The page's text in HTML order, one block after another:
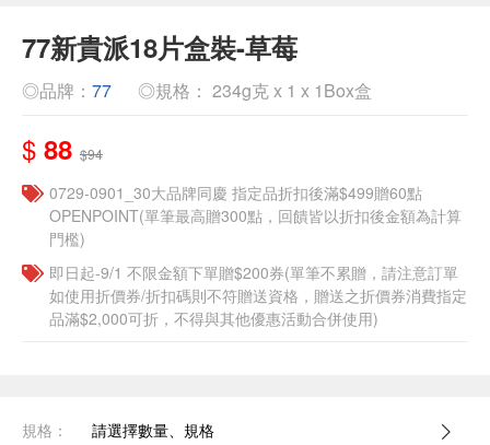
77新貴派18片盒裝-草莓
◎品牌： 77 ◎規格： 234g克 x 1 x 1Box盒
$ 88 $94
0729-0901_30大品牌同慶 指定品折扣後滿$499贈60點
OPENPOINT(單筆最高贈300點，回饋皆以折扣後金額為計算
門檻)
即日起-9/1 不限金額下單贈$200券(單筆不累贈，請注意訂單
如使用折價券/折扣碼則不符贈送資格，贈送之折價券消費指定
品滿$2,000可折，不得與其他優惠活動合併使用)
規格： 請選擇數量、規格